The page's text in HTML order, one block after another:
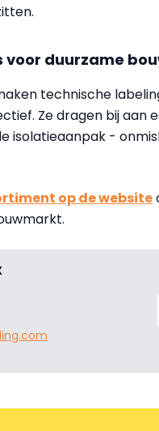
voor duurzame
technische
Ze dragen bij aan
isolatieaanpak -
op de website